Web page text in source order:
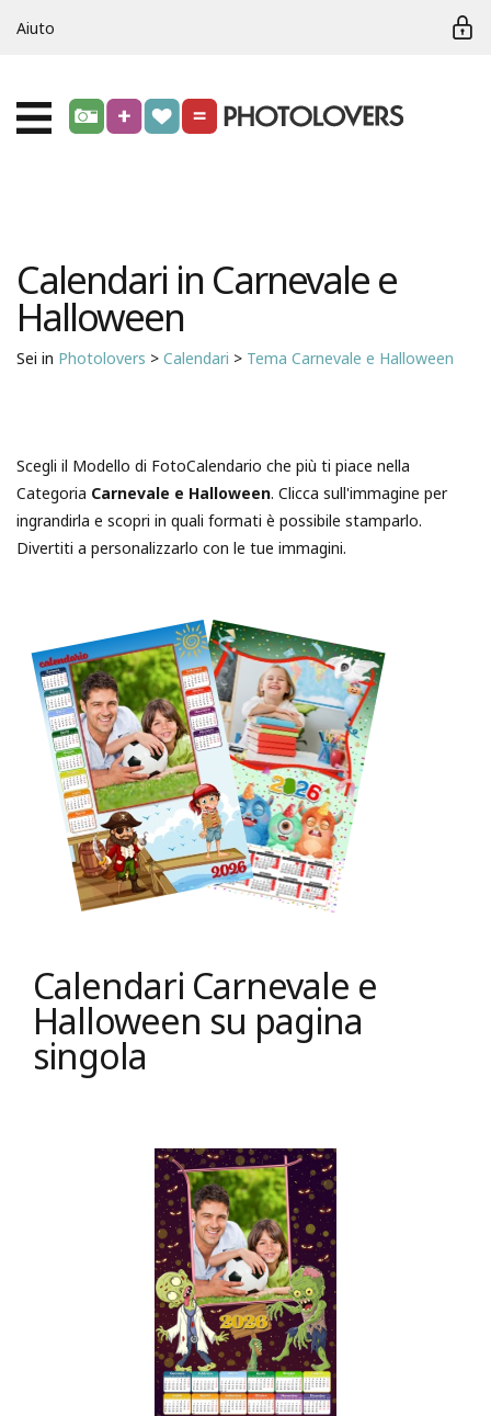
Aiuto
Calendari in Carnevale e
Halloween
Sei in Photolovers > Calendari > Tema Carnevale e Halloween
Scegli il Modello di FotoCalendario che più ti piace nella
Categoria Carnevale e Halloween. Clicca sull'immagine per
ingrandirla e scopri in quali formati è possibile stamparlo.
Divertiti a personalizzarlo con le tue immagini.
Calendari Carnevale e
Halloween su pagina
singola